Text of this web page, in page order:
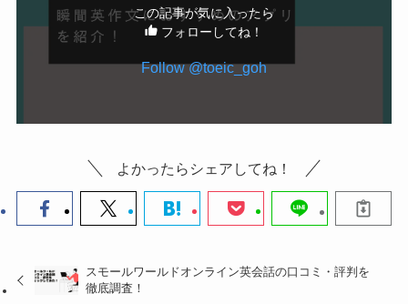
この記事が気に入ったら
フォローしてね！
Follow @toeic_goh
よかったらシェアしてね！
スモールワールドオンライン英会話の口コミ・評判を
徹底調査！